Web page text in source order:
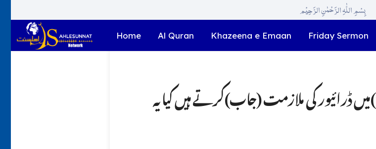
بِسْمِ اللّٰہِ الرَّحْمٰنِ الرَّحِیْم
Home Al Quran Khazeena e Emaan Friday Sermon
1۔ میرے والد پی۔ٹی۔وی(ptv)میں ڈرائیور کی ملازمت (جاب)کرتے ہیں کیا یہ